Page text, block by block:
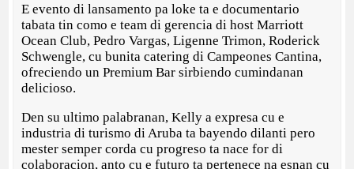
E evento di lansamento pa loke ta e documentario
tabata tin como e team di gerencia di host Marriott
Ocean Club, Pedro Vargas, Ligenne Trimon, Roderick
Schwengle, cu bunita catering di Campeones Cantina,
ofreciendo un Premium Bar sirbiendo cumindanan
delicioso.
Den su ultimo palabranan, Kelly a expresa cu e
industria di turismo di Aruba ta bayendo dilanti pero
mester semper corda cu progreso ta nace for di
colaboracion, anto cu e futuro ta pertenece na esnan cu